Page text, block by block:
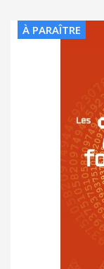
À PARAÎTRE